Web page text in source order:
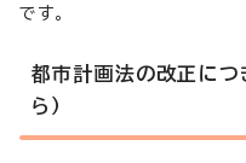
です。
都市計画法の改正に
ら）